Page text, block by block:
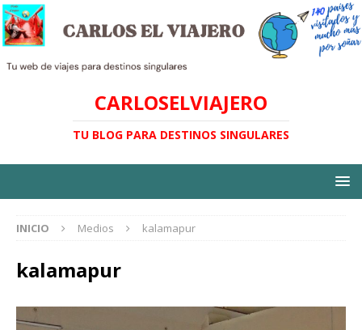
CARLOSELVIAJERO
TU BLOG PARA DESTINOS SINGULARES
INICIO Medios kalamapur
kalamapur